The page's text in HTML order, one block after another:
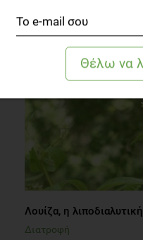
1 λεπτό να διαβαστεί
Λουίζα, η λιποδιαλυτική
Διατροφή